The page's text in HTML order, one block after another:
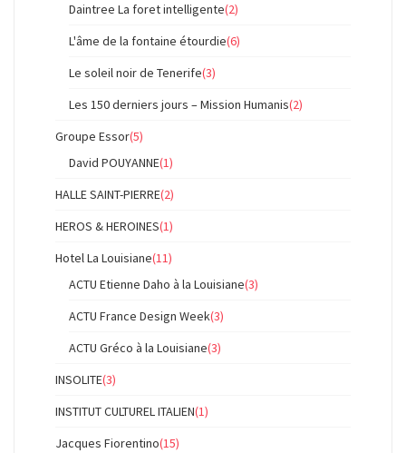
Daintree La foret intelligente(2)
L'âme de la fontaine étourdie(6)
Le soleil noir de Tenerife(3)
Les 150 derniers jours – Mission Humanis(2)
Groupe Essor(5)
David POUYANNE(1)
HALLE SAINT-PIERRE(2)
HEROS & HEROINES(1)
Hotel La Louisiane(11)
ACTU Etienne Daho à la Louisiane(3)
ACTU France Design Week(3)
ACTU Gréco à la Louisiane(3)
INSOLITE(3)
INSTITUT CULTUREL ITALIEN(1)
Jacques Fiorentino(15)